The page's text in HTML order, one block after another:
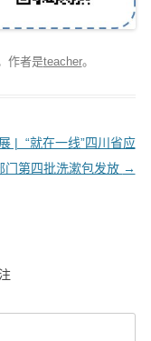
作者是teacher。
| “就在一线”四川省应
门第四批洗漱包发放 →